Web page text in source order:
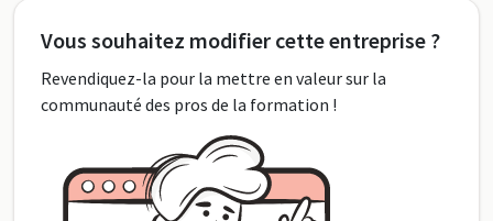
Vous souhaitez modifier cette entreprise ?
Revendiquez-la pour la mettre en valeur sur la
communauté des pros de la formation !